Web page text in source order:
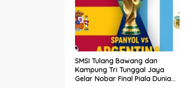
SMSI Tulang Bawang dan
Kampung Tri Tunggal Jaya
Gelar Nobar Final Piala Dunia